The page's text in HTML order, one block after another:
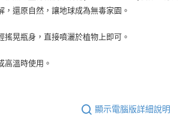
，還原自然，讓地球成為無毒家園。
搖晃瓶身，直接噴灑於植物上即可。
高溫時使用。
顯示電腦版詳細說明